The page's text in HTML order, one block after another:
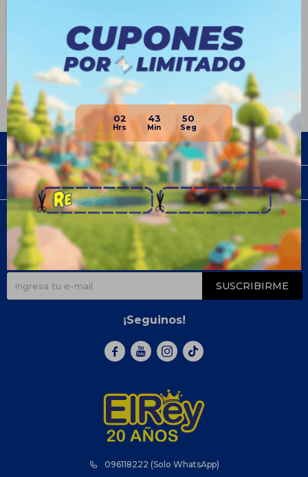
02 43 50
$ 2.032
$ 2.151
Disponible PickUp
Disponible Envío
096118222 (Solo WhatsApp)
Empresa
Compra
Newsletter
¡Suscribite y recibí todas nuestras novedades!
SUSCRIBIRME
¡Seguinos!
  